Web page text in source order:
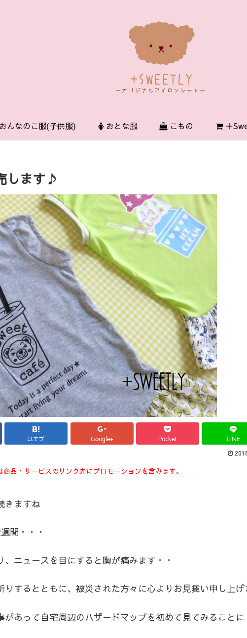
んなのこ服(子供服) おとな服 こもの ＋
します♪
はてブ Google+ Pocket LINE
品・サービスのリンク先にプロモーションを含みます。
きますね
間・・・
ニュースを目にすると胸が痛みます・・
するとともに、被災された方々に心よりお見舞い申し上げ
あって自宅周辺のハザードマップを初めて見てみることに